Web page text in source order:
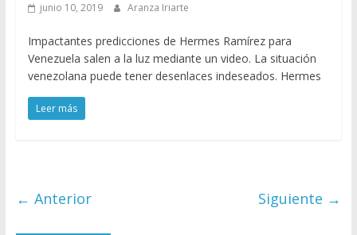
junio 10, 2019 Aranza Iriarte
Impactantes predicciones de Hermes Ramírez para
Venezuela salen a la luz mediante un video. La situación
venezolana puede tener desenlaces indeseados. Hermes
Leer más
← Anterior Siguiente →